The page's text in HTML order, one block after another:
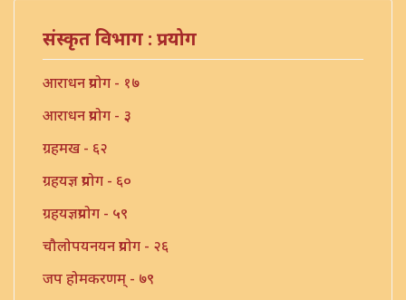
संस्कृत विभाग : प्रयोग
आराधन प्रयोग - १७
आराधन प्रयोग - ३
ग्रहमख - ६२
ग्रहयज्ञ प्रयोग - ६०
ग्रहयज्ञप्रयोग - ५९
चौलोपयनयन प्रयोग - २६
जप होमकरणम् - ७९